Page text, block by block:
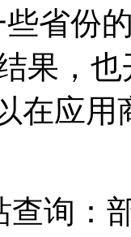
些省份
果，
在应
查询：